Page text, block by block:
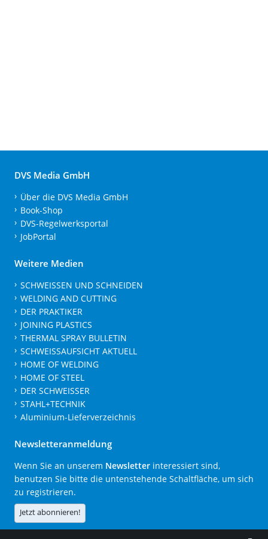
DVS Media GmbH
Über die DVS Media GmbH
Book-Shop
DVS-Regelwerksportal
JobPortal
Weitere Medien
SCHWEISSEN UND SCHNEIDEN
WELDING AND CUTTING
DER PRAKTIKER
JOINING PLASTICS
THERMAL SPRAY BULLETIN
SCHWEISSAUFSICHT AKTUELL
HOME OF WELDING
HOME OF STEEL
DER SCHWEISSER
STAHL+TECHNIK
Aluminium-Lieferverzeichnis
Newsletteranmeldung
Wenn Sie an unserem Newsletter interessiert sind,
benutzen Sie bitte die untenstehende Schaltfläche, um sich
zu registrieren.
Jetzt abonnieren!